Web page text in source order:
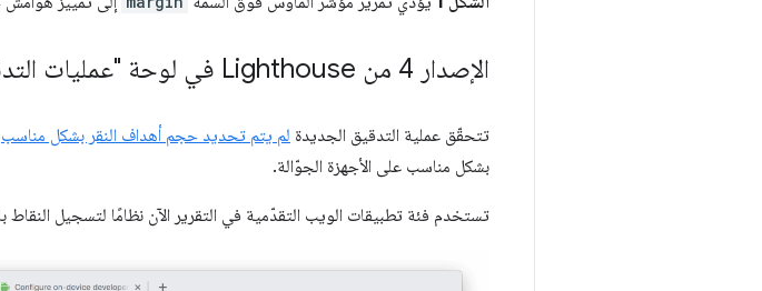
الإصدار 4 من Lighthouse في لوحة "عمليات التدقيق"
تتحقّق عملية التدقيق الجديدة لم يتم تحديد حجم أهداف النقر بشكل مناسب
بشكل مناسب على الأجهزة الجوّالة.
تستخدم فئة تطبيقات الويب التقدّمية في التقرير الآن نظامًا لتسجيل النقاط